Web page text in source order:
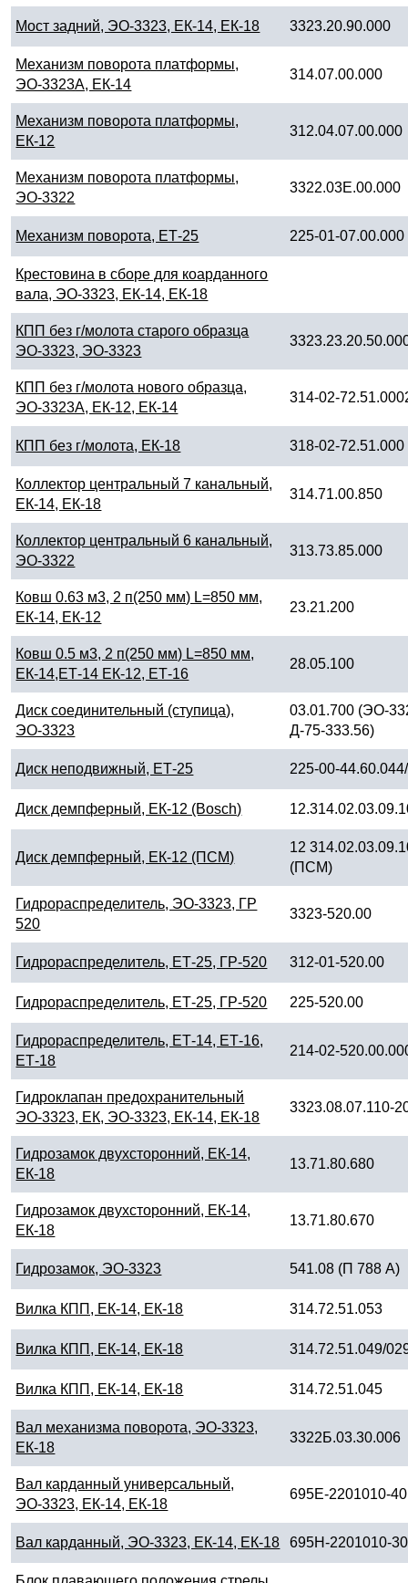
Мост задний, ЭО-3323, ЕК-14, ЕК-18 3323.20.90.000
Механизм поворота платформы,
ЭО-3323А, ЕК-14
314.07.00.000
Механизм поворота платформы,
ЕК-12
312.04.07.00.000
Механизм поворота платформы,
ЭО-3322
3322.03Е.00.000
Механизм поворота, ЕТ-25 225-01-07.00.000
Крестовина в сборе для коарданного
вала, ЭО-3323, ЕК-14, ЕК-18
КПП без г/молота старого образца
ЭО-3323, ЭО-3323
КПП без г/молота нового образца,
ЭО-3323А, ЕК-12, ЕК-14
314-02-
КПП без г/молота, ЕК-18 318-02-72.51.000
Коллектор центральный 7 канальный,
ЕК-14, ЕК-18
314.71.00.850
Коллектор центральный 6 канальный,
ЭО-3322
313.73.85.000
Ковш 0.63 м3, 2 п(250 мм) L=850 мм,
ЕК-14, ЕК-12
23.21.200
Ковш 0.5 м3, 2 п(250 мм) L=850 мм,
ЕК-14,ЕТ-14 ЕК-12, ЕТ-16
28.05.100
Диск соединительный (ступица),
ЭО-3323
03.01.700 (ЭО-
Д-75-333.56)
Диск неподвижный, ЕТ-25 225-00-
Диск демпферный, ЕК-12 (Bosch)
Диск демпферный, ЕК-12 (ПСМ)
12
(ПСМ)
Гидрораспределитель, ЭО-3323, ГР
520
3323-520.00
Гидрораспределитель, ЕТ-25, ГР-520 312-01-520.00
Гидрораспределитель, ЕТ-25, ГР-520 225-520.00
Гидрораспределитель, ЕТ-14, ЕТ-16,
ЕТ-18
214-02-
Гидроклапан предохранительный
ЭО-3323, ЕК, ЭО-3323, ЕК-14, ЕК-18
3323.08.07.110-
Гидрозамок двухсторонний, ЕК-14,
ЕК-18
13.71.80.680
Гидрозамок двухсторонний, ЕК-14,
ЕК-18
13.71.80.670
Гидрозамок, ЭО-3323 541.08 (П 788 А)
Вилка КПП, ЕК-14, ЕК-18 314.72.51.053
Вилка КПП, ЕК-14, ЕК-18 314.72.51.049/
Вилка КПП, ЕК-14, ЕК-18 314.72.51.045
Вал механизма поворота, ЭО-3323,
ЕК-18
3322Б.03.30.006
Вал карданный универсальный,
ЭО-3323, ЕК-14, ЕК-18
695Е-2201010-40
Вал карданный, ЭО-3323, ЕК-14, ЕК-18 695Н-2201010-30